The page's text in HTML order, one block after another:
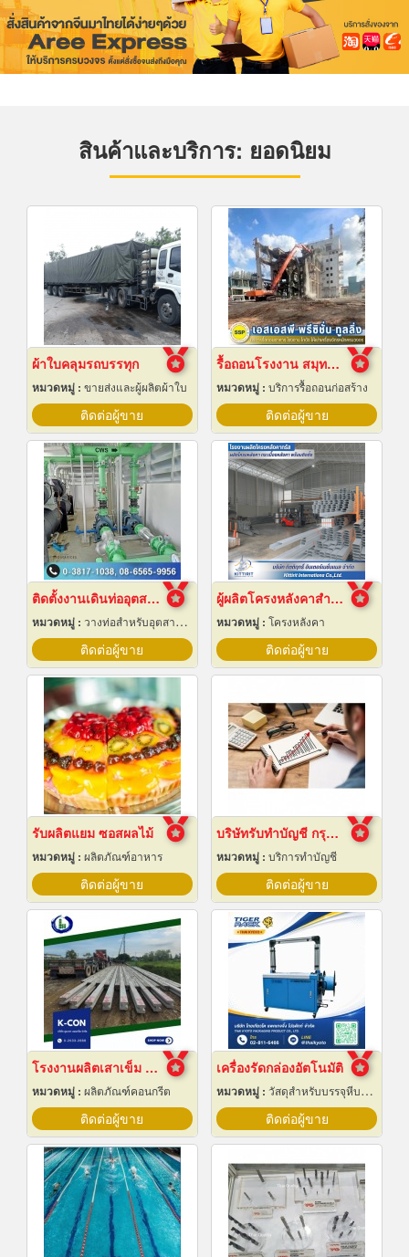
สินค้าและบริการ: ยอดนิยม
ผ้าใบคลุมรถบรรทุก
หมวดหมู่ : ขายส่งและผู้ผลิตผ้าใบ
ติดต่อผู้ขาย
รื้อถอนโรงงาน สมุทรปราการ
หมวดหมู่ : บริการรื้อถอนก่อสร้าง
ติดต่อผู้ขาย
ติดตั้งงานเดินท่ออุตสาหกรรม
หมวดหมู่ : วางท่อสำหรับอุตสาหกรรมท่อ
ติดต่อผู้ขาย
ผู้ผลิตโครงหลังคาสำเร็จรูป
หมวดหมู่ : โครงหลังคา
ติดต่อผู้ขาย
รับผลิตแยม ซอสผลไม้
หมวดหมู่ : ผลิตภัณฑ์อาหาร
ติดต่อผู้ขาย
บริษัทรับทำบัญชี กรุงเทพ
หมวดหมู่ : บริการทำบัญชี
ติดต่อผู้ขาย
โรงงานผลิตเสาเข็ม สมุทรปราการ
หมวดหมู่ : ผลิตภัณฑ์คอนกรีต
ติดต่อผู้ขาย
เครื่องรัดกล่องอัตโนมัติ
หมวดหมู่ : วัสดุสำหรับบรรจุหีบห่อเครื่องจักรกล
ติดต่อผู้ขาย